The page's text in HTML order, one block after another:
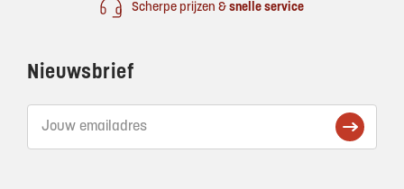
Scherpe prijzen & snelle service
Nieuwsbrief